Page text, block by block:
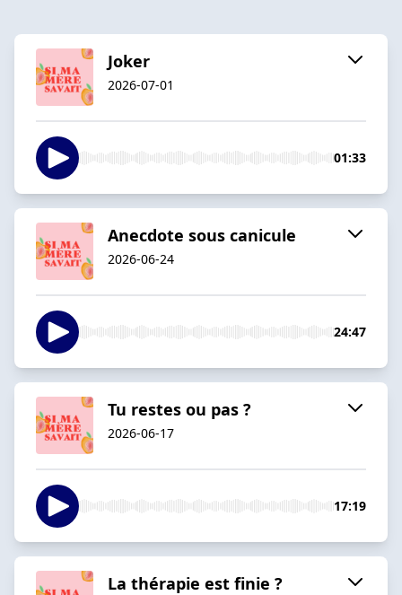
Joker
2026-07-01
01:33
Anecdote sous canicule
2026-06-24
24:47
Tu restes ou pas ?
2026-06-17
17:19
La thérapie est finie ?